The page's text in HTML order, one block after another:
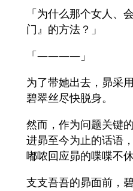
「为什么那个女人、
门』的方法？」
「――――」
为了带她出去，昴采
碧翠丝尽快脱身。
然而，作为问题关键
进昴至今为止的话语
嘟哝回应昴的喋喋不休
支支吾吾的昴面前，